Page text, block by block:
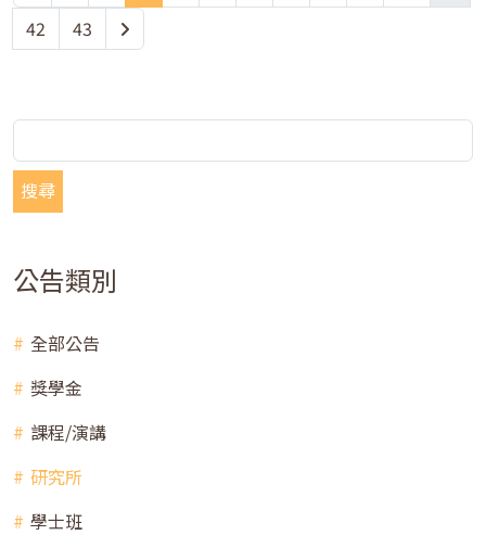
42
43
搜尋
公告類別
全部公告
獎學金
課程/演講
研究所
學士班